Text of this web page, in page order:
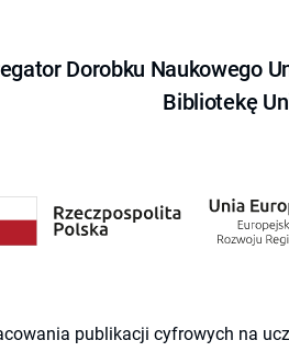
Dorobku Naukowego
Bibliotekę
publikacji cyfrowych na